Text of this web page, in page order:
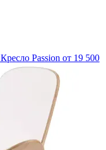
Кресло Passion от 19 500